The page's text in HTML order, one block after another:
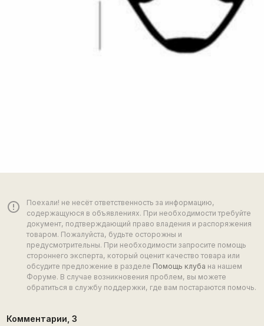
error_outline
Поехали! не несёт ответственность за информацию,
содержащуюся в объявлениях. При необходимости требуйте
документ, подтверждающий право владения и распоряжения
товаром. Пожалуйста, будьте осторожны и
предусмотрительны. При необходимости запросите помощь
стороннего эксперта, который оценит качество товара или
обсудите предложение в разделе Помощь клуба на нашем
Форуме. В случае возникновения проблем, вы можете
обратиться в службу поддержки, где вам постараются помочь.
Комментарии, 3